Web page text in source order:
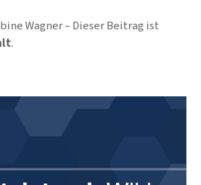
Wagner
Dieser Beitrag ist
.